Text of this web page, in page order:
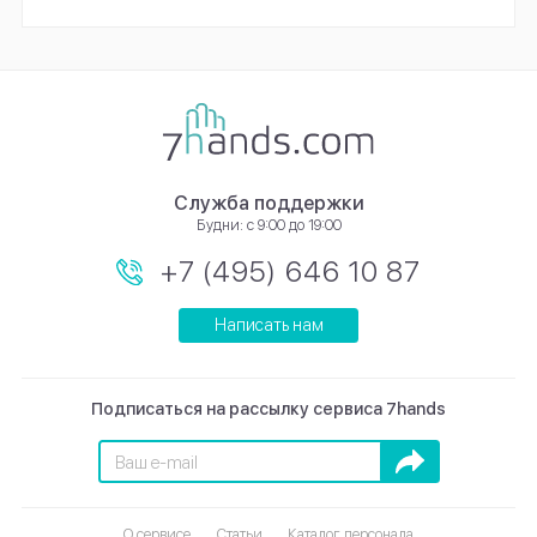
Подписаться на рассылку сервиса 7hands
Подписаться
Служба поддержки
Будни: с 9:00 до 19:00
+7 (495) 646 10 87
Написать нам